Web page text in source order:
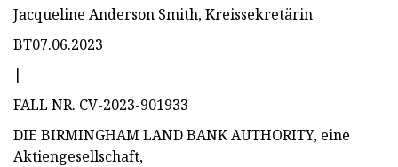
Jacqueline Anderson Smith, Kreissekretärin
BT07.06.2023
|
FALL NR. CV-2023-901933
DIE BIRMINGHAM LAND BANK AUTHORITY, eine
Aktiengesellschaft,